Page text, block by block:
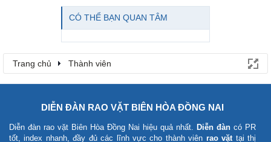
CÓ THỂ BẠN QUAN TÂM
Trang chủ Thành viên
DIỄN ĐÀN RAO VẶT BIÊN HÒA ĐỒNG NAI
Diễn đàn rao vặt Biên Hòa Đồng Nai hiệu quả nhất. Diễn đàn có PR
tốt, index nhanh, đầy đủ các lĩnh vực cho thành viên rao vặttại thị